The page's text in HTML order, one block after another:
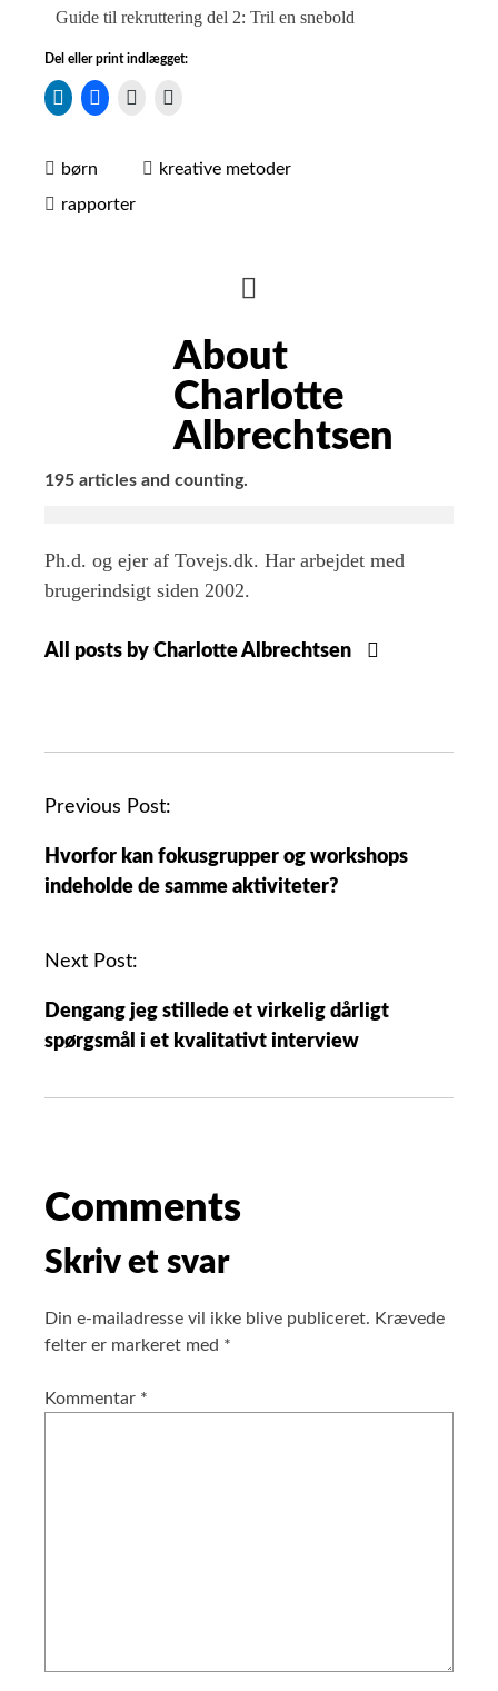
Guide til rekruttering del 2: Tril en snebold
Del eller print indlægget:
børn
kreative metoder
rapporter
AUTHOR
BIO
About
Charlotte
Albrechtsen
195 articles and counting.
Ph.d. og ejer af Tovejs.dk. Har arbejdet med
brugerindsigt siden 2002.
All posts by Charlotte Albrechtsen
Previous Post:
Hvorfor kan fokusgrupper og workshops
indeholde de samme aktiviteter?
Next Post:
Dengang jeg stillede et virkelig dårligt
spørgsmål i et kvalitativt interview
Comments
Skriv et svar
Din e-mailadresse vil ikke blive publiceret. Krævede
felter er markeret med *
Kommentar *